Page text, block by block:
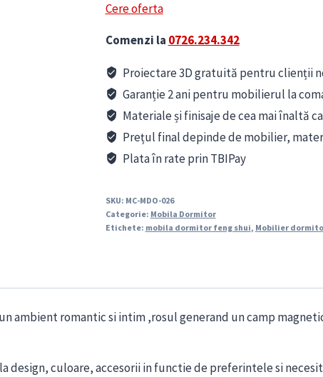
Cere oferta
Comenzi la 0726.234.342
Proiectare 3D gratuită pentru clienții
Garanție 2 ani pentru mobilierul la
Materiale și finisaje de cea mai înaltă
Prețul final depinde de mobilier,
Plata în rate prin TBIPay
SKU: MC-MDO-026
Categorie: Mobila Dormitor
Etichete: mobila dormitor feng shui, Mobilier
ambient romantic si intim ,rosul generand un camp
design, culoare, accesorii in functie de preferintele si